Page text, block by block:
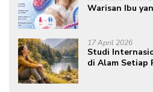
Warisan Ibu
17 April 2026
Studi
di Alam Setiap